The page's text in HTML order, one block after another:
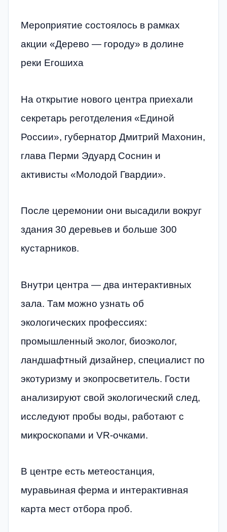
Мероприятие состоялось в рамках
акции «Дерево — городу» в долине
реки Егошиха
На открытие нового центра приехали
секретарь реготделения «Единой
России», губернатор Дмитрий Махонин,
глава Перми Эдуард Соснин и
активисты «Молодой Гвардии».
После церемонии они высадили вокруг
здания 30 деревьев и больше 300
кустарников.
Внутри центра — два интерактивных
зала. Там можно узнать об
экологических профессиях:
промышленный эколог, биоэколог,
ландшафтный дизайнер, специалист по
экотуризму и экопросветитель. Гости
анализируют свой экологический след,
исследуют пробы воды, работают с
микроскопами и VR-очками.
В центре есть метеостанция,
муравьиная ферма и интерактивная
карта мест отбора проб.